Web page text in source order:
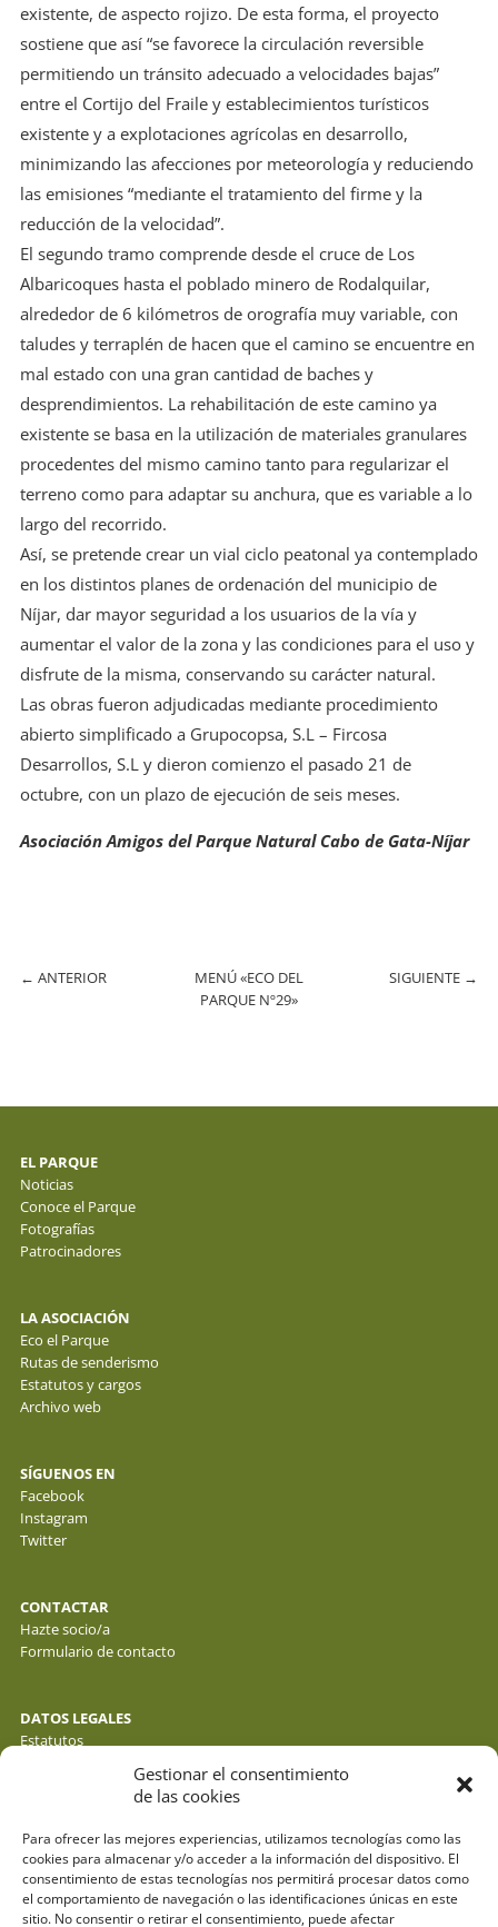
Gestionar el consentimiento
de las cookies
Para ofrecer las mejores experiencias, utilizamos tecnologías como las
cookies para almacenar y/o acceder a la información del dispositivo. El
consentimiento de estas tecnologías nos permitirá procesar datos como
el comportamiento de navegación o las identificaciones únicas en este
sitio. No consentir o retirar el consentimiento, puede afectar
existente, de aspecto rojizo. De esta forma, el proyecto
sostiene que así “se favorece la circulación reversible
permitiendo un tránsito adecuado a velocidades bajas”
entre el Cortijo del Fraile y establecimientos turísticos
existente y a explotaciones agrícolas en desarrollo,
minimizando las afecciones por meteorología y reduciendo
las emisiones “mediante el tratamiento del firme y la
reducción de la velocidad”.
El segundo tramo comprende desde el cruce de Los
Albaricoques hasta el poblado minero de Rodalquilar,
alrededor de 6 kilómetros de orografía muy variable, con
taludes y terraplén de hacen que el camino se encuentre en
mal estado con una gran cantidad de baches y
desprendimientos. La rehabilitación de este camino ya
existente se basa en la utilización de materiales granulares
procedentes del mismo camino tanto para regularizar el
terreno como para adaptar su anchura, que es variable a lo
largo del recorrido.
Así, se pretende crear un vial ciclo peatonal ya contemplado
en los distintos planes de ordenación del municipio de
Níjar, dar mayor seguridad a los usuarios de la vía y
aumentar el valor de la zona y las condiciones para el uso y
disfrute de la misma, conservando su carácter natural.
Las obras fueron adjudicadas mediante procedimiento
abierto simplificado a Grupocopsa, S.L – Fircosa
Desarrollos, S.L y dieron comienzo el pasado 21 de
octubre, con un plazo de ejecución de seis meses.
Asociación Amigos del Parque Natural Cabo de Gata-Níjar
← ANTERIOR
MENÚ «ECO DEL
PARQUE Nº29»
SIGUIENTE →
EL PARQUE
Noticias
Conoce el Parque
Fotografías
Patrocinadores
LA ASOCIACIÓN
Eco el Parque
Rutas de senderismo
Estatutos y cargos
Archivo web
SÍGUENOS EN
Facebook
Instagram
Twitter
CONTACTAR
Hazte socio/a
Formulario de contacto
DATOS LEGALES
Estatutos
Política de cookies